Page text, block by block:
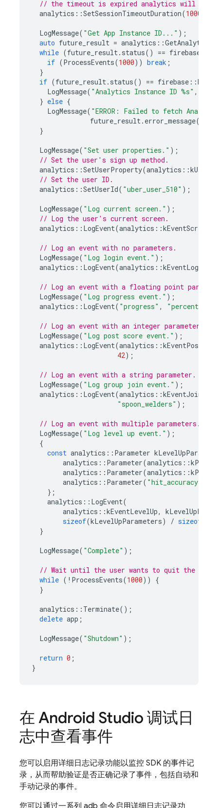
// the timeout is expired analytics will log a
analytics ::SetSessionTimeoutDuration(1000
LogMessage( "Get App Instance ID..." );
auto future_result = analytics ::
while (future_result. status() == firebase
if (ProcessEvents(1000)) break ;
}
if (future_result. status() == firebase ::
LogMessage( "Analytics Instance ID %s" ,
} else {
LogMessage( "ERROR: Failed to fetch
future_result. error_message(),
}
LogMessage( "Set user properties." );
// Set the user's sign up method.
analytics ::SetUserProperty(analytics ::
// Set the user ID.
analytics ::SetUserId( "uber_user_510" );
LogMessage( "Log current screen." );
// Log the user's current screen.
analytics :: LogEvent(analytics ::
// Log an event with no parameters.
LogMessage( "Log login event." );
analytics :: LogEvent(analytics ::kEventLogin
// Log an event with a floating point
LogMessage( "Log progress event." );
analytics :: LogEvent( "progress" , "percent"
// Log an event with an integer parameter.
LogMessage( "Log post score event." );
analytics :: LogEvent(analytics ::
42);
// Log an event with a string parameter.
LogMessage( "Log group join event." );
analytics :: LogEvent(analytics ::
"spoon_welders" );
// Log an event with multiple parameters.
LogMessage( "Log level up event." );
{
const analytics :: Parameter
analytics :: Parameter(analytics ::
analytics :: Parameter(analytics ::
analytics :: Parameter( "hit_accuracy"
};
analytics :: LogEvent(
analytics ::kEventLevelUp,
sizeof(kLevelUpParameters) / sizeof
}
LogMessage( "Complete" );
// Wait until the user wants to quit the app.
while ( ! ProcessEvents(1000))
{
}
analytics :: Terminate();
delete app ;
LogMessage( "Shutdown" );
return 0 ;
}
在 Android Studio 调试日
志中查看事件
您可以启用详细日志记录功能以监控 SDK 的事件记
录，从而帮助验证是否正确记录了事件，包括自动和
手动记录的事件。
您可以通过一系列 adb 命令启用详细日志记录功